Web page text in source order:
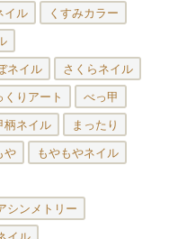
イル くすみカラー
ネイル さくらネイル
くりアート べっ甲
柄ネイル まったり
や もやもやネイル
シンメトリー
イル